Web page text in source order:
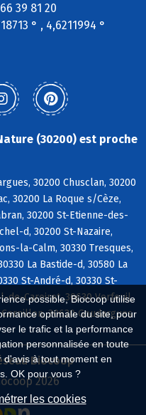
possible, Biocoop utilise
optimale du site, pour
le trafic et la performance
personnalisée en toute
d'avis à tout moment en
OK pour vous ?
les cookies
39 81 20
° , 4,6211994 °
(30200) est proche
30200 Chusclan, 30200
30200 La Roque s/Cèze,
30200 St-Etienne-des-
d, 30200 St-Nazaire,
la-Calm, 30330 Tresques,
La Bastide-d, 30580 La
St-André-d, 30330 St-
de-Careiret, 30630 Verfeuil,
30630 Goudargues
Biocoop
2026